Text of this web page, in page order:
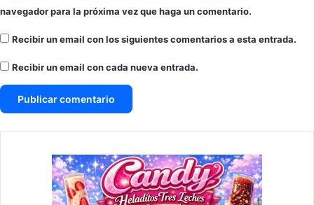
navegador para la próxima vez que haga un comentario.
Recibir un email con los siguientes comentarios a esta entrada.
Recibir un email con cada nueva entrada.